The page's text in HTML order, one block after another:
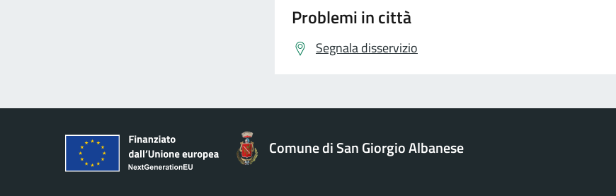
Problemi in città
Segnala disservizio
Comune di San Giorgio Albanese